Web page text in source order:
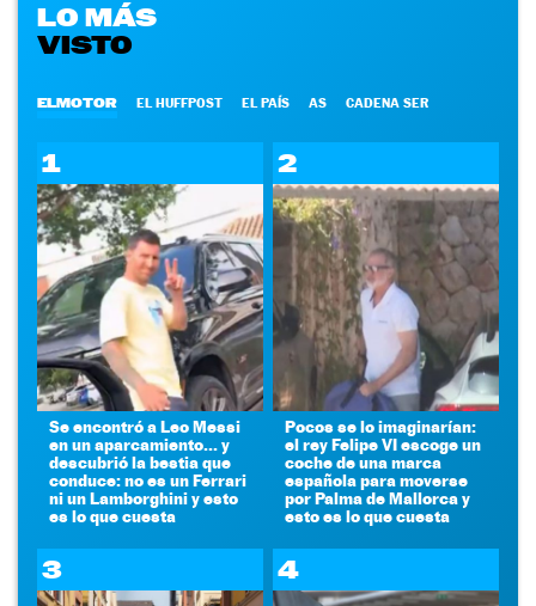
LO MÁS
VISTO
ELMOTOR EL HUFFPOST EL PAÍS AS CADENA SER
1
Se encontró a Leo Messi
en un aparcamiento... y
descubrió la bestia que
conduce: no es un Ferrari
ni un Lamborghini y esto
es lo que cuesta
2
Pocos se lo imaginarían:
el rey Felipe VI escoge un
coche de una marca
española para moverse
por Palma de Mallorca y
esto es lo que cuesta
3 4